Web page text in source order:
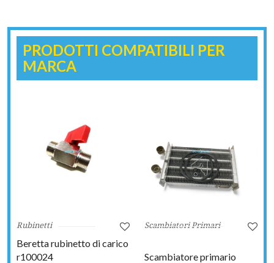
PRODOTTI COMPATIBILI PER
MARCA
Rubinetti
Beretta rubinetto di carico
r100024
Scambiatori Primari
Scambiatore primario